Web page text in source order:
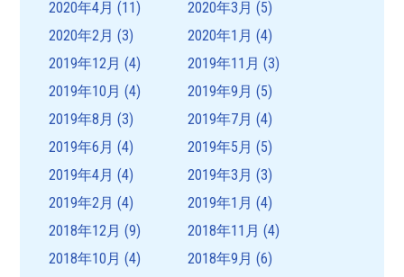
2020年4月 (11) 2020年3月 (5)
2020年2月 (3) 2020年1月 (4)
2019年12月 (4) 2019年11月 (3)
2019年10月 (4) 2019年9月 (5)
2019年8月 (3) 2019年7月 (4)
2019年6月 (4) 2019年5月 (5)
2019年4月 (4) 2019年3月 (3)
2019年2月 (4) 2019年1月 (4)
2018年12月 (9) 2018年11月 (4)
2018年10月 (4) 2018年9月 (6)